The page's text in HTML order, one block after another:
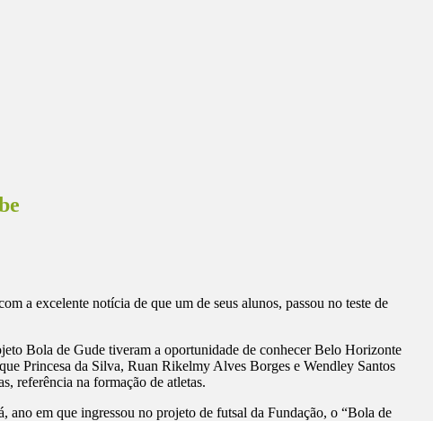
a excelente notícia de que um de seus alunos, passou no teste de
Bola de Gude tiveram a oportunidade de conhecer Belo Horizonte
Princesa da Silva, Ruan Rikelmy Alves Borges e Wendley Santos
referência na formação de atletas.
em que ingressou no projeto de futsal da Fundação, o “Bola de